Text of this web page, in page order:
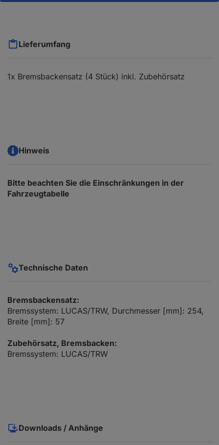
Lieferumfang
1x Bremsbackensatz (4 Stück) inkl. Zubehörsatz
Hinweis
Bitte beachten Sie die Einschränkungen in der
Fahrzeugtabelle
Technische Daten
Bremsbackensatz:
Bremssystem: LUCAS/TRW, Durchmesser [mm]: 254,
Breite [mm]: 57
Zubehörsatz, Bremsbacken:
Bremssystem: LUCAS/TRW
Downloads / Anhänge